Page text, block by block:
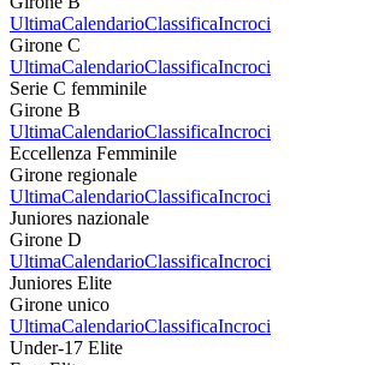
UltimaCalendarioClassificaIncroci
Girone C
UltimaCalendarioClassificaIncroci
Serie C femminile
Girone B
UltimaCalendarioClassificaIncroci
Eccellenza Femminile
Girone regionale
UltimaCalendarioClassificaIncroci
Juniores nazionale
Girone D
UltimaCalendarioClassificaIncroci
Juniores Elite
Girone unico
UltimaCalendarioClassificaIncroci
Under-17 Elite